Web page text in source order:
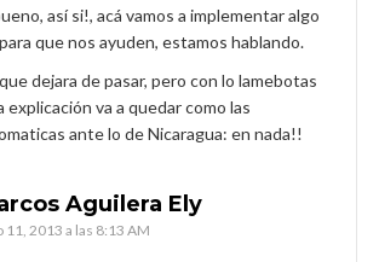
así si!, acá vamos a implementar algo
que nos ayuden, estamos hablando.
dejara de pasar, pero con lo lamebotas
explicación va a quedar como las
ante lo de Nicaragua: en nada!!
Aguilera Ely
11, 2013 a las 8:13 AM